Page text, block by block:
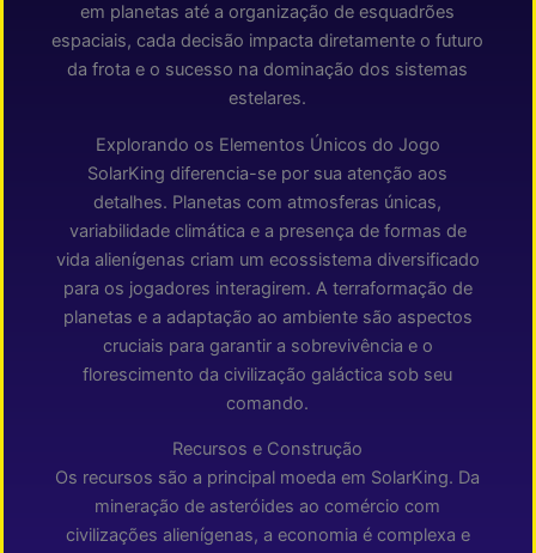
em planetas até a organização de esquadrões
espaciais, cada decisão impacta diretamente o futuro
da frota e o sucesso na dominação dos sistemas
estelares.
Explorando os Elementos Únicos do Jogo
SolarKing diferencia-se por sua atenção aos
detalhes. Planetas com atmosferas únicas,
variabilidade climática e a presença de formas de
vida alienígenas criam um ecossistema diversificado
para os jogadores interagirem. A terraformação de
planetas e a adaptação ao ambiente são aspectos
cruciais para garantir a sobrevivência e o
florescimento da civilização galáctica sob seu
comando.
Recursos e Construção
Os recursos são a principal moeda em SolarKing. Da
mineração de asteróides ao comércio com
civilizações alienígenas, a economia é complexa e